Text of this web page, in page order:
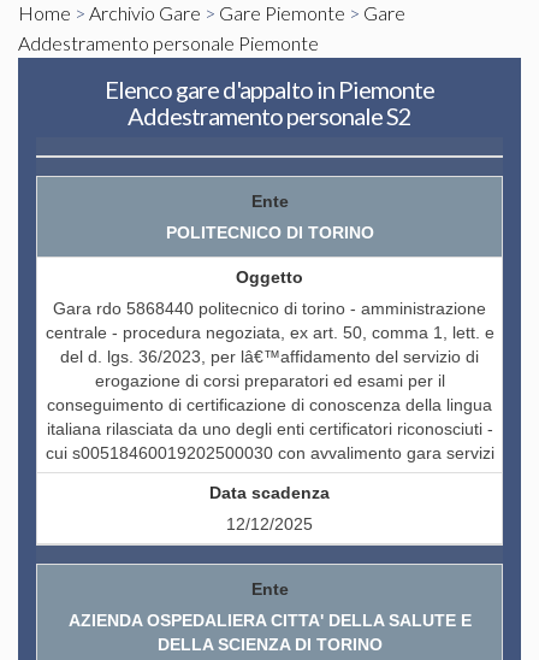
Home > Archivio Gare > Gare Piemonte > Gare
Addestramento personale Piemonte
Elenco gare d'appalto in Piemonte
Addestramento personale S2
POLITECNICO DI TORINO
Gara rdo 5868440 politecnico di torino - amministrazione
centrale - procedura negoziata, ex art. 50, comma 1, lett. e
del d. lgs. 36/2023, per lâ€™affidamento del servizio di
erogazione di corsi preparatori ed esami per il
conseguimento di certificazione di conoscenza della lingua
italiana rilasciata da uno degli enti certificatori riconosciuti -
cui s00518460019202500030 con avvalimento gara servizi
12/12/2025
AZIENDA OSPEDALIERA CITTA' DELLA SALUTE E
DELLA SCIENZA DI TORINO